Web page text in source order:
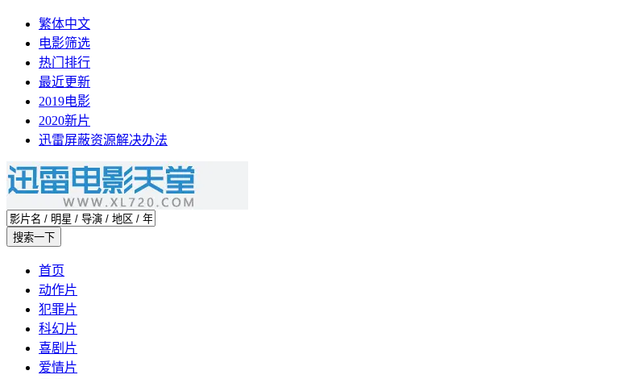
繁体中文
电影筛选
热门排行
最近更新
2019电影
2020新片
迅雷屏蔽资源解决办法
首页
动作片
犯罪片
科幻片
喜剧片
爱情片